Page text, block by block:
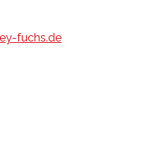
fuchs.de